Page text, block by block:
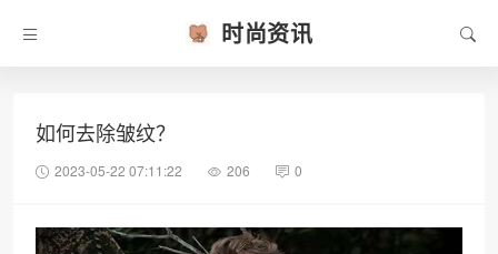
时尚资讯
如何去除皱纹？
2023-05-22 07:11:22 206 0